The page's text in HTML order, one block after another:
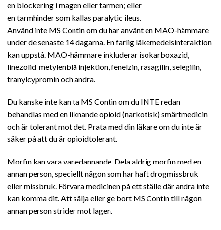
en blockering i magen eller tarmen; eller
en tarmhinder som kallas paralytic ileus.
Använd inte MS Contin om du har använt en MAO-hämmare
under de senaste 14 dagarna. En farlig läkemedelsinteraktion
kan uppstå. MAO-hämmare inkluderar isokarboxazid,
linezolid, metylenblå injektion, fenelzin, rasagilin, selegilin,
tranylcypromin och andra.
Du kanske inte kan ta MS Continom du INTE redan
behandlas med en liknande opioid (narkotisk) smärtmedicin
och är tolerant mot det. Prata med din läkare om du inte är
säker på att du är opioidtolerant.
Morfin kan vara vanedannande. Dela aldrig morfin med en
annan person, speciellt någon som har haft drogmissbruk
eller missbruk. Förvara medicinen på ett ställe där andra inte
kan komma dit. Att sälja eller ge bort MS Contin till någon
annan person strider mot lagen.